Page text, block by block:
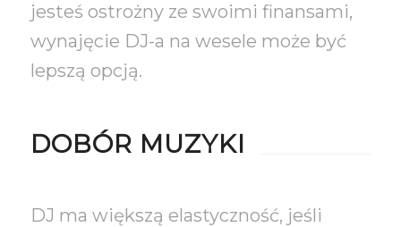
jesteś ostrożny ze swoimi finansami,
wynajęcie DJ-a na wesele może być
lepszą opcją.
DOBÓR MUZYKI
DJ ma większą elastyczność, jeśli